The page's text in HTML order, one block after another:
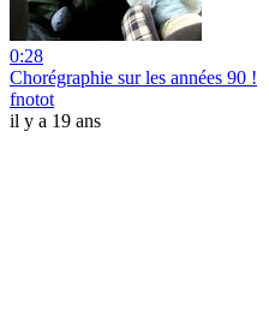
0:28
Chorégraphie sur les années 90 !
fnotot
il y a 19 ans